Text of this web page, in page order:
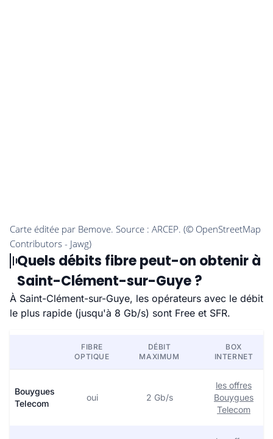
Quels débits fibre peut-on obtenir à
Saint-Clément-sur-Guye ?
À Saint-Clément-sur-Guye, les opérateurs avec le débit
le plus rapide (jusqu'à 8 Gb/s) sont Free et SFR.
FIBRE
OPTIQUE
DÉBIT
MAXIMUM
BOX
INTERNET
Bouygues
Telecom
oui 2 Gb/s
les offres
Bouygues
Telecom